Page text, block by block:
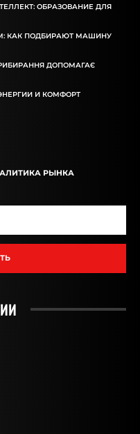
ОБРАЗОВАНИЕ ДЛЯ
КАК ПОДБИРАЮТ МАШИНУ
ДОПОМАГАЄ
И КОМФОРТ
РЫНКА